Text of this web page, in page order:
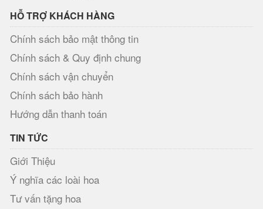
HỖ TRỢ KHÁCH HÀNG
Chính sách bảo mật thông tin
Chính sách & Quy định chung
Chính sách vận chuyển
Chính sách bảo hành
Hướng dẫn thanh toán
TIN TỨC
Giới Thiệu
Ý nghĩa các loài hoa
Tư vấn tặng hoa